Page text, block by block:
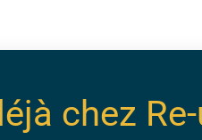
chez